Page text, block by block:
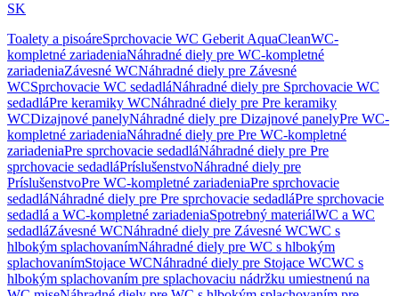
SK
Toalety a pisoáreSprchovacie WC Geberit AquaCleanWC-
kompletné zariadeniaNáhradné diely pre WC-kompletné
zariadeniaZávesné WCNáhradné diely pre Závesné
WCSprchovacie WC sedadláNáhradné diely pre Sprchovacie WC
sedadláPre keramiky WCNáhradné diely pre Pre keramiky
WCDizajnové panelyNáhradné diely pre Dizajnové panelyPre WC-
kompletné zariadeniaNáhradné diely pre Pre WC-kompletné
zariadeniaPre sprchovacie sedadláNáhradné diely pre Pre
sprchovacie sedadláPríslušenstvoNáhradné diely pre
PríslušenstvoPre WC-kompletné zariadeniaPre sprchovacie
sedadláNáhradné diely pre Pre sprchovacie sedadláPre sprchovacie
sedadlá a WC-kompletné zariadeniaSpotrebný materiálWC a WC
sedadláZávesné WCNáhradné diely pre Závesné WCWC s
hlbokým splachovanímNáhradné diely pre WC s hlbokým
splachovanímStojace WCNáhradné diely pre Stojace WCWC s
hlbokým splachovaním pre splachovaciu nádržku umiestnenú na